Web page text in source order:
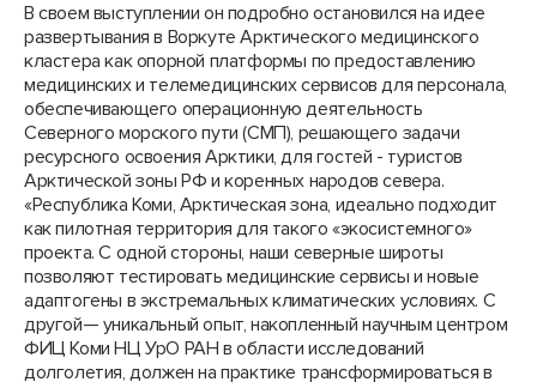
В своем выступлении он подробно остановился на идее
развертывания в Воркуте Арктического медицинского
кластера как опорной платформы по предоставлению
медицинских и телемедицинских сервисов для персонала,
обеспечивающего операционную деятельность
Северного морского пути (СМП), решающего задачи
ресурсного освоения Арктики, для гостей - туристов
Арктической зоны РФ и коренных народов севера.
«Республика Коми, Арктическая зона, идеально подходит
как пилотная территория для такого «экосистемного»
проекта. С одной стороны, наши северные широты
позволяют тестировать медицинские сервисы и новые
адаптогены в экстремальных климатических условиях. С
другой— уникальный опыт, накопленный научным центром
ФИЦ Коми НЦ УрО РАН в области исследований
долголетия, должен на практике трансформироваться в